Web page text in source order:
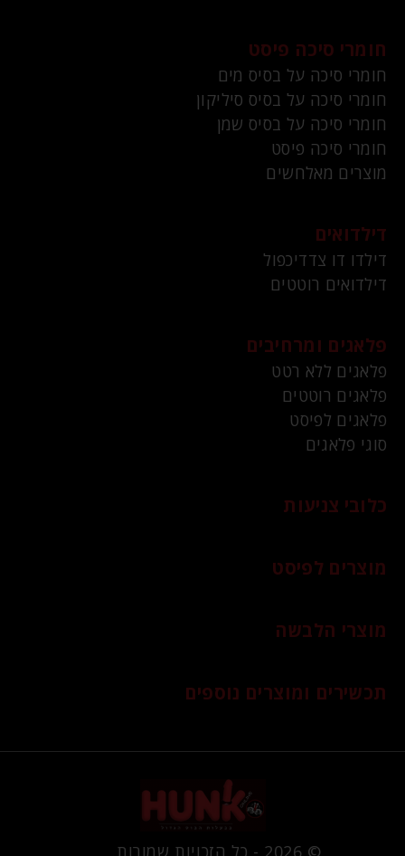
חומרי סיכה פיסט
חומרי סיכה על בסיס מים
חומרי סיכה על בסיס סיליקון
חומרי סיכה על בסיס שמן
חומרי סיכה פיסט
מוצרים מאלחשים
דילדואים
דילדו דו צדדיכפול
דילדואים רוטטים
פלאגים ומרחיבים
פלאגים ללא רטט
פלאגים רוטטים
פלאגים לפיסט
סוגי פלאגים
כלובי צניעות
מוצרים לפיסט
מוצרי הלבשה
תכשירים ומוצרים נוספים
© 2026 - כל הזכויות שמורות.